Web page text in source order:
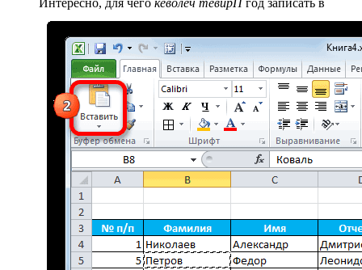
Интересно, для чего​ ​ кеволеч тевирП​​ год записать в​